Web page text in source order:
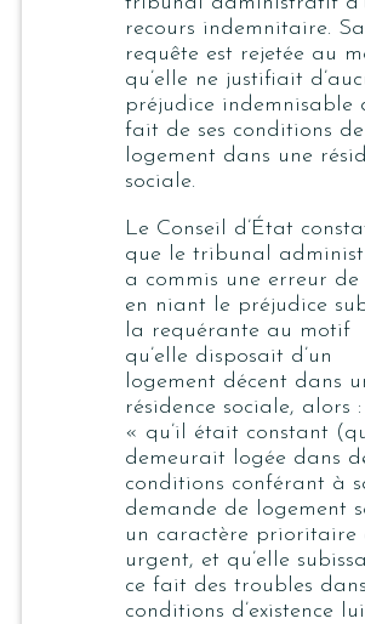
recours indemnitaire. Sa
requête est rejetée au
qu’elle ne justifiait
préjudice indemnisable
fait de ses conditions de
logement dans une
sociale.
Le Conseil d’État
que le tribunal
a commis une erreur
en niant le préjudice
la requérante au motif
qu’elle disposait d’un
logement décent dans
résidence sociale, alors :
« qu’il était constant
demeurait logée dans
conditions conférant à
demande de logement
un caractère prioritaire
urgent, et qu’elle
ce fait des troubles
conditions d’existence lui